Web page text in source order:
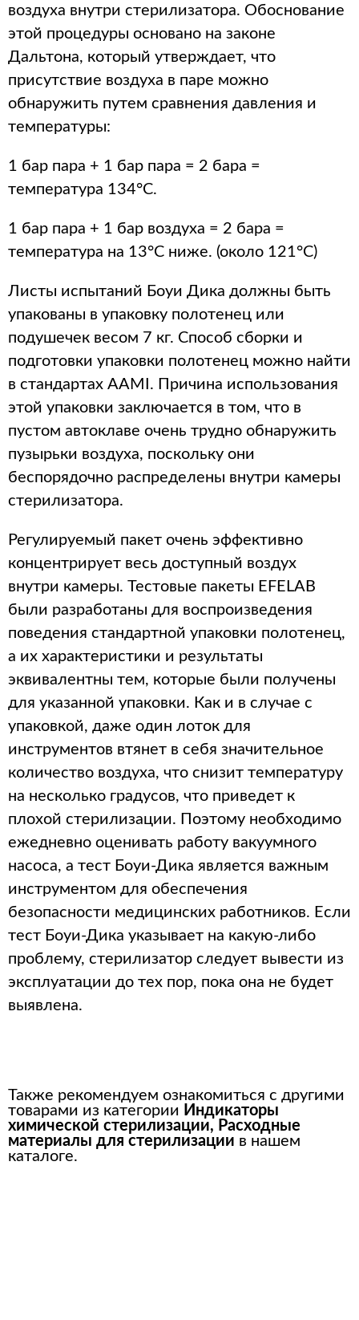
воздуха внутри стерилизатора. Обоснование
этой процедуры основано на законе
Дальтона, который утверждает, что
присутствие воздуха в паре можно
обнаружить путем сравнения давления и
температуры:
1 бар пара + 1 бар пара = 2 бара =
температура 134°C.
1 бар пара + 1 бар воздуха = 2 бара =
температура на 13°C ниже. (около 121°С)
Листы испытаний Боуи Дика должны быть
упакованы в упаковку полотенец или
подушечек весом 7 кг. Способ сборки и
подготовки упаковки полотенец можно найти
в стандартах AAMI. Причина использования
этой упаковки заключается в том, что в
пустом автоклаве очень трудно обнаружить
пузырьки воздуха, поскольку они
беспорядочно распределены внутри камеры
стерилизатора.
Регулируемый пакет очень эффективно
концентрирует весь доступный воздух
внутри камеры. Тестовые пакеты EFELAB
были разработаны для воспроизведения
поведения стандартной упаковки полотенец,
а их характеристики и результаты
эквивалентны тем, которые были получены
для указанной упаковки. Как и в случае с
упаковкой, даже один лоток для
инструментов втянет в себя значительное
количество воздуха, что снизит температуру
на несколько градусов, что приведет к
плохой стерилизации. Поэтому необходимо
ежедневно оценивать работу вакуумного
насоса, а тест Боуи-Дика является важным
инструментом для обеспечения
безопасности медицинских работников. Если
тест Боуи-Дика указывает на какую-либо
проблему, стерилизатор следует вывести из
эксплуатации до тех пор, пока она не будет
выявлена.
Также рекомендуем ознакомиться с другими
товарами из категории Индикаторы
химической стерилизации, Расходные
материалы для стерилизации в нашем
каталоге.